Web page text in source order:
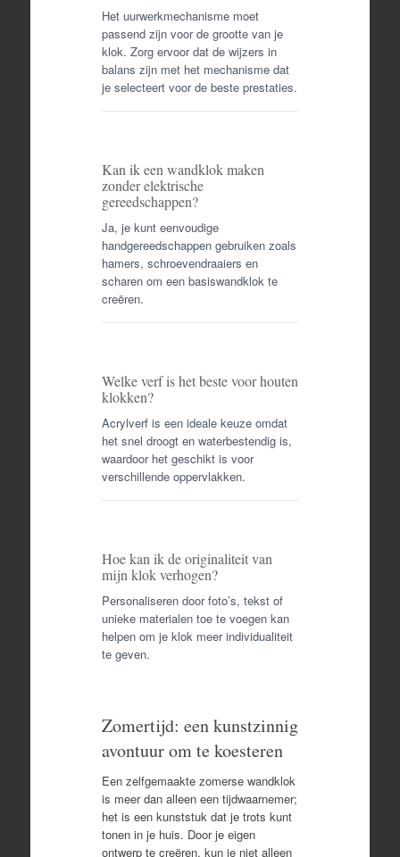
Het uurwerkmechanisme moet
passend zijn voor de grootte van je
klok. Zorg ervoor dat de wijzers in
balans zijn met het mechanisme dat
je selecteert voor de beste prestaties.
Kan ik een wandklok maken
zonder elektrische
gereedschappen?
Ja, je kunt eenvoudige
handgereedschappen gebruiken zoals
hamers, schroevendraaiers en
scharen om een basiswandklok te
creëren.
Welke verf is het beste voor houten
klokken?
Acrylverf is een ideale keuze omdat
het snel droogt en waterbestendig is,
waardoor het geschikt is voor
verschillende oppervlakken.
Hoe kan ik de originaliteit van
mijn klok verhogen?
Personaliseren door foto’s, tekst of
unieke materialen toe te voegen kan
helpen om je klok meer individualiteit
te geven.
Zomertijd: een kunstzinnig
avontuur om te koesteren
Een zelfgemaakte zomerse wandklok
is meer dan alleen een tijdwaarnemer;
het is een kunststuk dat je trots kunt
tonen in je huis. Door je eigen
ontwerp te creëren, kun je niet alleen